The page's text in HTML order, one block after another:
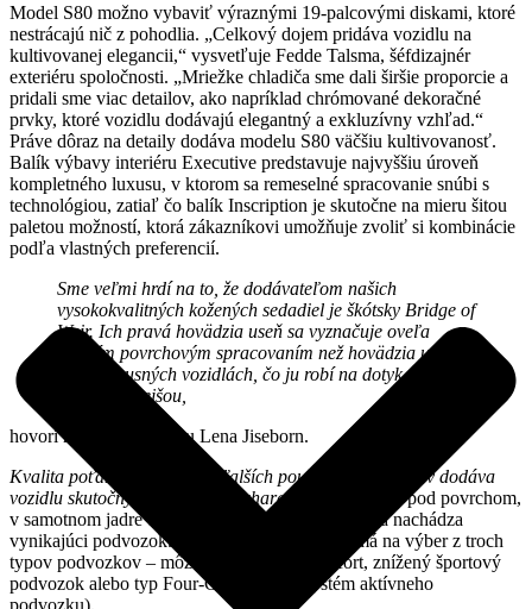
Model S80 možno vybaviť výraznými 19-palcovými diskami, ktoré
nestrácajú nič z pohodlia. „Celkový dojem pridáva vozidlu na
kultivovanej elegancii,“ vysvetľuje Fedde Talsma, šéfdizajnér
exteriéru spoločnosti. „Mriežke chladiča sme dali širšie proporcie a
pridali sme viac detailov, ako napríklad chrómované dekoračné
prvky, ktoré vozidlu dodávajú elegantný a exkluzívny vzhľad.“
Práve dôraz na detaily dodáva modelu S80 väčšiu kultivovanosť.
Balík výbavy interiéru Executive predstavuje najvyššiu úroveň
kompletného luxusu, v ktorom sa remeselné spracovanie snúbi s
technológiou, zatiaľ čo balík Inscription je skutočne na mieru šitou
paletou možností, ktorá zákazníkovi umožňuje zvoliť si kombinácie
podľa vlastných preferencií.
Sme veľmi hrdí na to, že dodávateľom našich
vysokokvalitných kožených sedadiel je škótsky Bridge of
Weir. Ich pravá hovädzia useň sa vyznačuje oveľa
menším povrchovým spracovaním než hovädzia useň v
iných luxusných vozidlách, čo ju robí na dotyk mäkšou
a prirodzenejšou,
hovorí riaditeľka dizajnu Lena Jiseborn.
Kvalita poťahov sedadiel a ďalších použitých materiálov dodáva
vozidlu skutočný škandinávsky charakter,
dodáva. A pod povrchom,
v samotnom jadre dynamického zážitku z jazdy, sa nachádza
vynikajúci podvozok. Záujemca o model S80 má na výber z troch
typov podvozkov – môže si zvoliť typ Comfort, znížený športový
podvozok alebo typ Four-C (pokročilý systém aktívneho
podvozku).